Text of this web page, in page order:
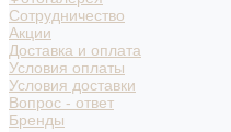
Сотрудничество
Акции
Доставка и оплата
Условия оплаты
Условия доставки
Вопрос - ответ
Бренды